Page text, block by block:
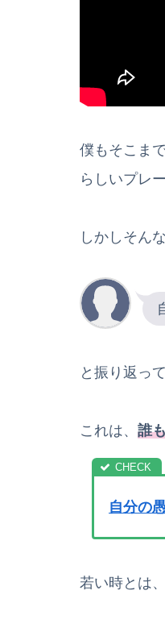
僕もそこま
らしいプレ
しかしそん
と振り返っ
これは、 誰
自分の
若い時とは